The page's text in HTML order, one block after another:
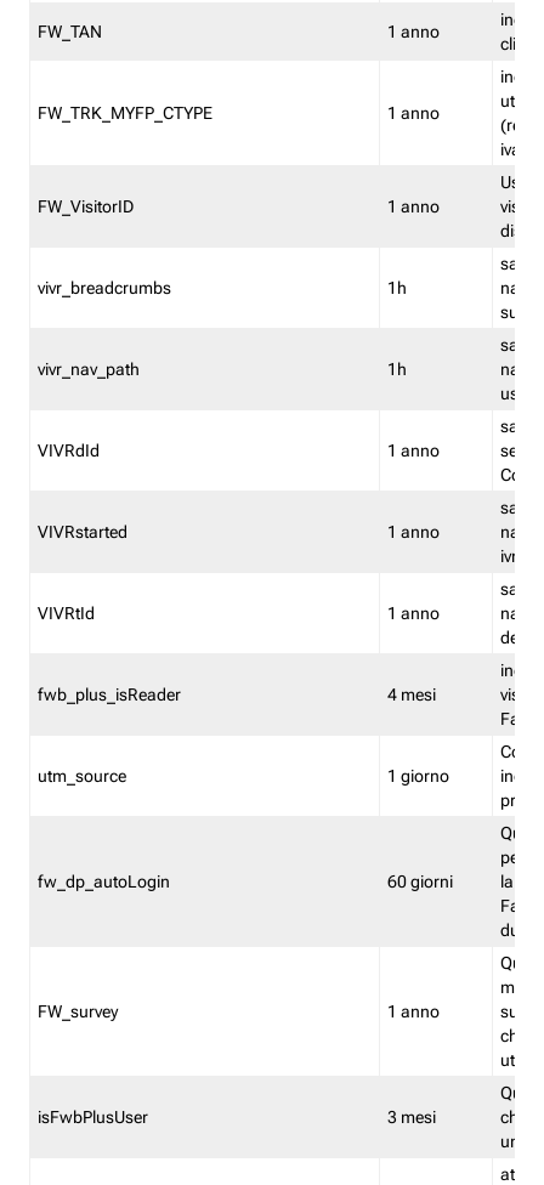
FW_TAN 1 anno
FW_TRK_MYFP_CTYPE 1 anno
iva/
FW_VisitorID 1 anno
vivr_breadcrumbs 1h
salva
su
vivr_nav_path 1h
salva
VIVRdId 1 anno
salva
Convy
VIVRstarted 1 anno
salva
ivr
VIVRtId 1 anno
salva
del
fwb_plus_isReader 4 mesi
utm_source 1 giorno
fw_dp_autoLogin 60 giorni
la
FW_survey 1 anno
utenti
isFwbPlusUser 3 mesi
che
una
attiva